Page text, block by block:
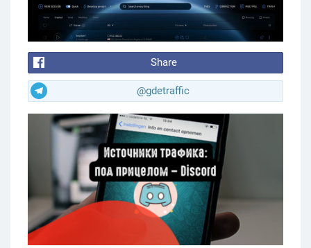
Share
@gdetraffic